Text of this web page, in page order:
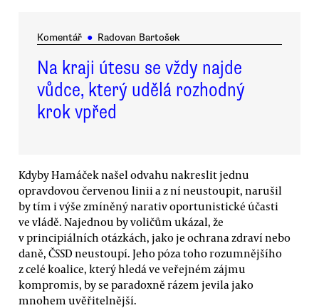
Komentář ● Radovan Bartošek
Na kraji útesu se vždy najde
vůdce, který udělá rozhodný
krok vpřed
Kdyby Hamáček našel odvahu nakreslit jednu
opravdovou červenou linii a z ní neustoupit, narušil
by tím i výše zmíněný narativ oportunistické účasti
ve vládě. Najednou by voličům ukázal, že
v principiálních otázkách, jako je ochrana zdraví nebo
daně, ČSSD neustoupí. Jeho póza toho rozumnějšího
z celé koalice, který hledá ve veřejném zájmu
kompromis, by se paradoxně rázem jevila jako
mnohem uvěřitelnější.